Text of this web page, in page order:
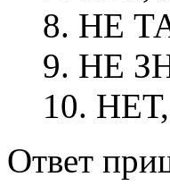
8. НЕ
9. НЕ
10.
Ответ